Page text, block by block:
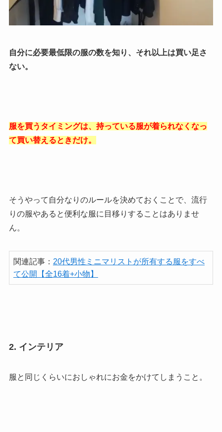
自分に必要最低限の服の数を知り、それ以上は買い足さ
ない。
服を買うタイミングは、持っている服が着られなくなっ
て買い替えるときだけ。
そうやって自分なりのルールを決めておくことで、流行
りの服やあると便利な服に目移りすることはありませ
ん。
関連記事： 20代男性ミニマリストが所有する服をすべ
て公開【全16着+小物】
2. インテリア
服と同じくらいにおしゃれにお金をかけてしまうこと。